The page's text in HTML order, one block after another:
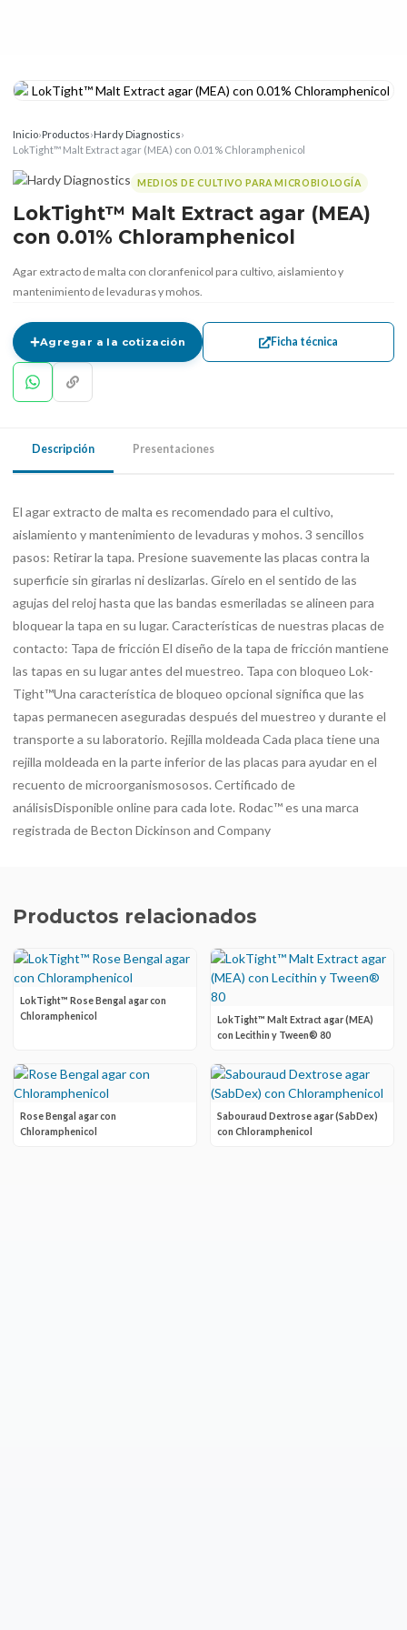
Inicio›Productos›Hardy Diagnostics›
LokTight™ Malt Extract agar (MEA) con 0.01% Chloramphenicol
MEDIOS DE CULTIVO PARA MICROBIOLOGÍA
LokTight™ Malt Extract agar (MEA)
con 0.01% Chloramphenicol
Agar extracto de malta con cloranfenicol para cultivo, aislamiento y
mantenimiento de levaduras y mohos.
Agregar a la cotización Ficha técnica
Descripción Presentaciones
El agar extracto de malta es recomendado para el cultivo,
aislamiento y mantenimiento de levaduras y mohos. 3 sencillos
pasos: Retirar la tapa. Presione suavemente las placas contra la
superficie sin girarlas ni deslizarlas. Gírelo en el sentido de las
agujas del reloj hasta que las bandas esmeriladas se alineen para
bloquear la tapa en su lugar. Características de nuestras placas de
contacto: Tapa de fricción El diseño de la tapa de fricción mantiene
las tapas en su lugar antes del muestreo. Tapa con bloqueo Lok-
Tight™Una característica de bloqueo opcional significa que las
tapas permanecen aseguradas después del muestreo y durante el
transporte a su laboratorio. Rejilla moldeada Cada placa tiene una
rejilla moldeada en la parte inferior de las placas para ayudar en el
recuento de microorganismososos. Certificado de
análisisDisponible online para cada lote. Rodac™ es una marca
registrada de Becton Dickinson and Company
Productos relacionados
LokTight™ Rose Bengal agar con
Chloramphenicol
LokTight™ Malt Extract agar (MEA)
con Lecithin y Tween® 80
Rose Bengal agar con
Chloramphenicol
Sabouraud Dextrose agar (SabDex)
con Chloramphenicol